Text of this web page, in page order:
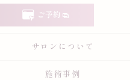
ご予約
サロンについて
施術事例